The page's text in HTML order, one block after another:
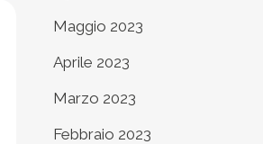
Maggio 2023
Aprile 2023
Marzo 2023
Febbraio 2023